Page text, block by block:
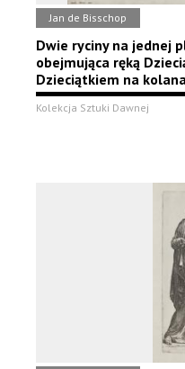
Jan de Bisschop
Dwie ryciny na jednej
obejmująca ręką
Dzieciątkiem na
Kolekcja Sztuki Dawnej